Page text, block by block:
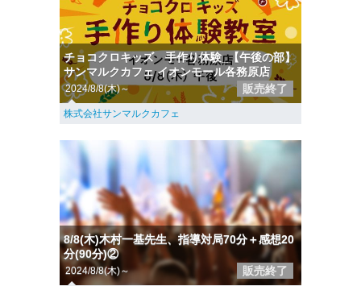
チョコクロキッズ 手作り体験_【午後の部】
サンマルクカフェ イオンモール各務原店
2024/8/8(木)～ 販売終了
株式会社サンマルクカフェ
8/8(木)木村一基先生、指導対局70分＋感想20
分(90分)②
2024/8/8(木)～ 販売終了